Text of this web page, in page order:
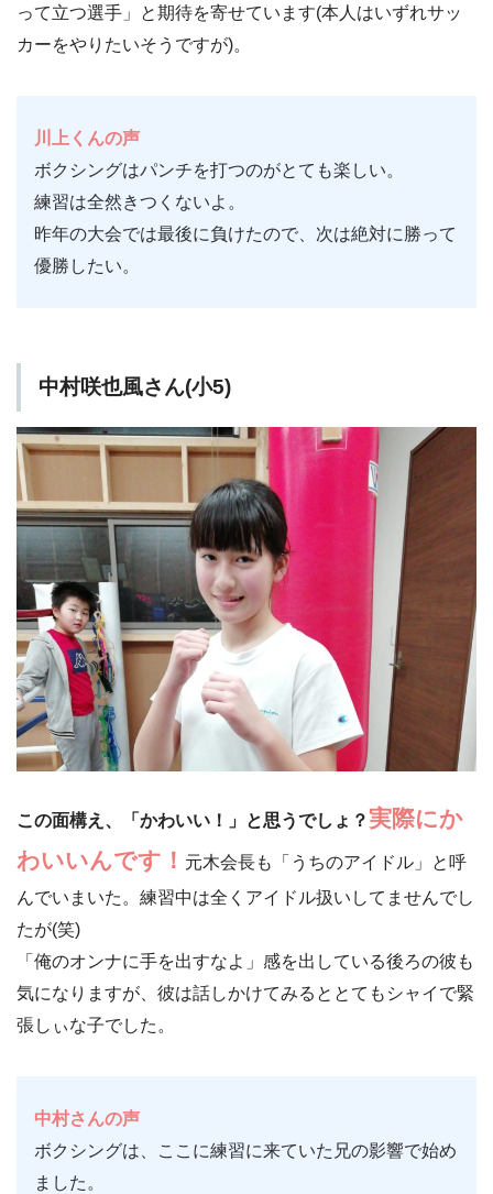
って立つ選手」と期待を寄せています(本人はいずれサッ
カーをやりたいそうですが)。
川上くんの声
ボクシングはパンチを打つのがとても楽しい。
練習は全然きつくないよ。
昨年の大会では最後に負けたので、次は絶対に勝って
優勝したい。
中村咲也風さん(小5)
この面構え、「かわいい！」と思うでしょ？ 実際にか
わいいんです！ 元木会長も「うちのアイドル」と呼
んでいまいた。練習中は全くアイドル扱いしてませんでし
たが(笑)
「俺のオンナに手を出すなよ」感を出している後ろの彼も
気になりますが、彼は話しかけてみるととてもシャイで緊
張しぃな子でした。
中村さんの声
ボクシングは、ここに練習に来ていた兄の影響で始め
ました。